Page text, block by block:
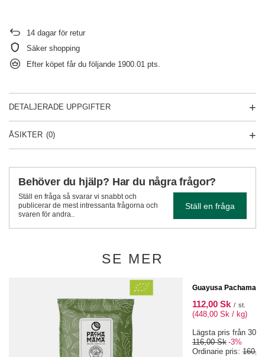
14 dagar för retur
Säker shopping
Efter köpet får du följande 1900.01 pts.
DETALJERADE UPPGIFTER
ÅSIKTER (0)
Behöver du hjälp? Har du några frågor?
Ställ en fråga så svarar vi snabbt och
publicerar de mest intressanta frågorna och
svaren för andra..
Ställ en fråga
SE MER
Guayusa
112,00 Sk / st.
(448,00 Sk / kg)
Lägsta pris från 30
116,00 Sk -3%
Ordinarie pris: